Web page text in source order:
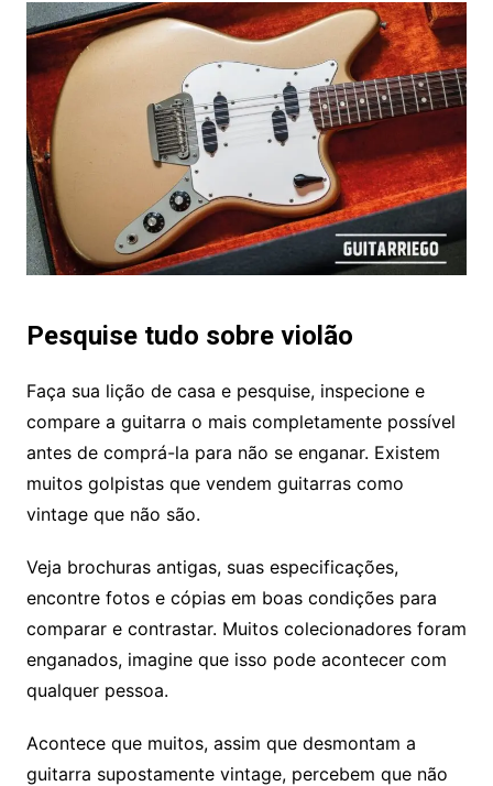
Pesquise tudo sobre violão
Faça sua lição de casa e pesquise, inspecione e
compare a guitarra o mais completamente possível
antes de comprá-la para não se enganar. Existem
muitos golpistas que vendem guitarras como
vintage que não são.
Veja brochuras antigas, suas especificações,
encontre fotos e cópias em boas condições para
comparar e contrastar. Muitos colecionadores foram
enganados, imagine que isso pode acontecer com
qualquer pessoa.
Acontece que muitos, assim que desmontam a
guitarra supostamente vintage, percebem que não